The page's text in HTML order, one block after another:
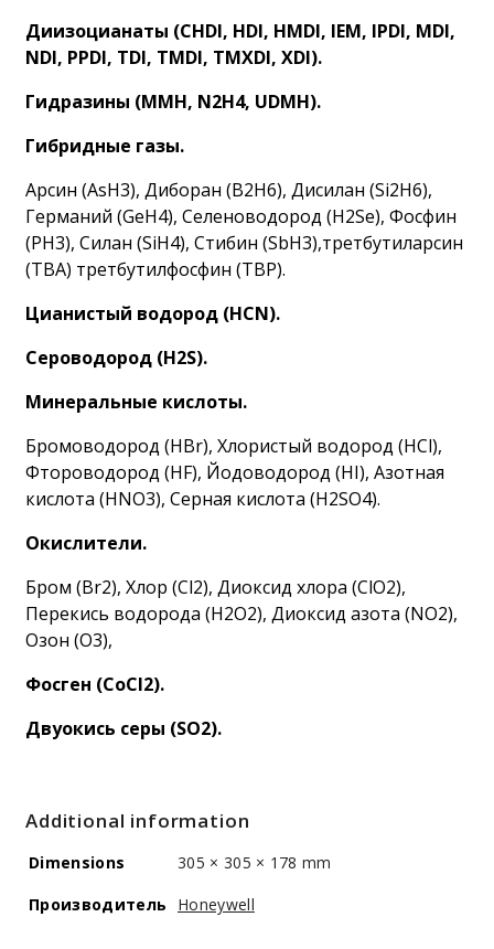
Диизоцианаты (CHDI, HDI, HMDI, IEM, IPDI, MDI,
NDI, PPDI, TDI, TMDI, TMXDI, XDI).
Гидразины (MMH, N2H4, UDMH).
Гибридные газы.
Арсин (AsH3), Диборан (B2H6), Дисилан (Si2H6),
Германий (GeH4), Селеноводород (H2Se), Фосфин
(PH3), Силан (SiH4), Стибин (SbH3),третбутиларсин
(TBA) третбутилфосфин (TBP).
Цианистый водород (HCN).
Сероводород (H2S).
Минеральные кислоты.
Бромоводород (HBr), Хлористый водород (HCl),
Фтороводород (HF), Йодоводород (HI), Азотная
кислота (HNO3), Серная кислота (H2SO4).
Окислители.
Бром (Br2), Хлор (Cl2), Диоксид хлора (ClO2),
Перекись водорода (H2O2), Диоксид азота (NO2),
Озон (O3),
Фосген (CоCl2).
Двуокись серы (SO2).
Additional information
Dimensions
305 × 305 × 178 mm
Производитель
Honeywell